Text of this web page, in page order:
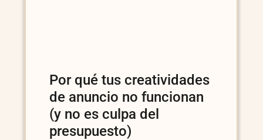
Por qué tus creatividades
de anuncio no funcionan
(y no es culpa del
presupuesto)